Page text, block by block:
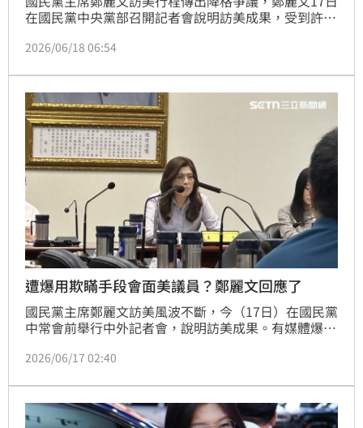
在國民黨中央黨部召開記者會說明訪美成果，受到許多
次出訪不僅遭遇美國國務院及國家安全委員會（NSC）
層辦公室官員（Desk Officer），更在美國國會大廈上
演了一場在電梯內隨機搭訕美國議員、企圖進行「陌生
開發」要求合照的尷尬鬧劇。對此，資深媒體人周玉蔻
2026/06/18 06:54
遭爆用欺瞞手段會面美議員？鄭麗文回應了
國民黨主席鄭麗文訪美風波不斷，今（17日）在國民黨
中常會前舉行中外記者會，說明訪美成果。有媒體爆
鄭麗文痛批，「這完全是子虛烏有、胡說八道，就算政
頭到尾的破壞，然後寫這種毫無根據的報導。」
2026/06/17 02:40